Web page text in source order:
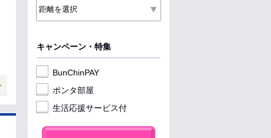
キャンペーン・特集
BunChinPAY
ポンタ部屋
生活応援サービス付